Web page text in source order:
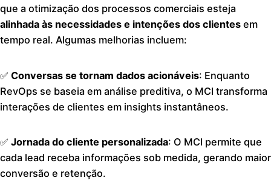
que a otimização dos processos comerciais esteja
alinhada às necessidades e intenções dos clientes em
tempo real. Algumas melhorias incluem:
✅ Conversas se tornam dados acionáveis: Enquanto
RevOps se baseia em análise preditiva, o MCI transforma
interações de clientes em insights instantâneos.
✅ Jornada do cliente personalizada: O MCI permite que
cada lead receba informações sob medida, gerando maior
conversão e retenção.